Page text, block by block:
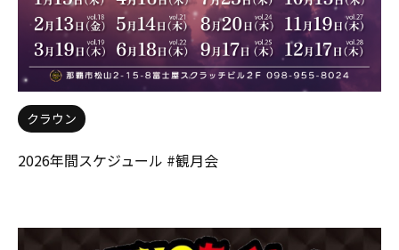
クラウン
2026年間スケジュール #観月会